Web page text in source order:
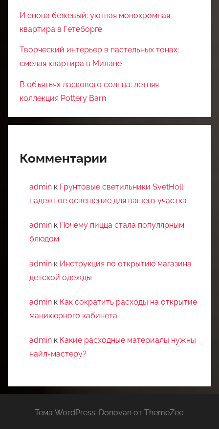
И снова бежевый: уютная монохромная
квартира в Гетеборге
Творческий интерьер в пастельных тонах:
смелая квартира в Милане
В объятьях ласкового солнца: летняя
коллекция Pottery Barn
Комментарии
admin к Грунтовые светильники SvetHoll:
надежное освещение для вашего участка
admin к Почему пицца стала популярным
блюдом
admin к Инструкция по открытию магазина
детской одежды
admin к Как сократить расходы на открытие
маникюрного кабинета
admin к Какие расходные материалы нужны
найл-мастеру?
Тема WordPress: Donovan от ThemeZee.